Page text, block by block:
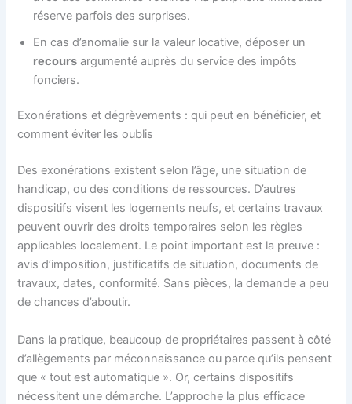
réserve parfois des surprises.
En cas d’anomalie sur la valeur locative, déposer un
recours argumenté auprès du service des impôts
fonciers.
Exonérations et dégrèvements : qui peut en bénéficier, et
comment éviter les oublis
Des exonérations existent selon l’âge, une situation de
handicap, ou des conditions de ressources. D’autres
dispositifs visent les logements neufs, et certains travaux
peuvent ouvrir des droits temporaires selon les règles
applicables localement. Le point important est la preuve :
avis d’imposition, justificatifs de situation, documents de
travaux, dates, conformité. Sans pièces, la demande a peu
de chances d’aboutir.
Dans la pratique, beaucoup de propriétaires passent à côté
d’allègements par méconnaissance ou parce qu’ils pensent
que « tout est automatique ». Or, certains dispositifs
nécessitent une démarche. L’approche la plus efficace